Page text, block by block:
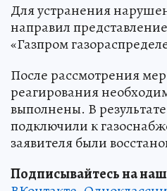
Для устранения
направил
«Газпром
После рассмотрения
реагирования
выполнены. В
подключили к
заявителя были
Подписывайтесь на